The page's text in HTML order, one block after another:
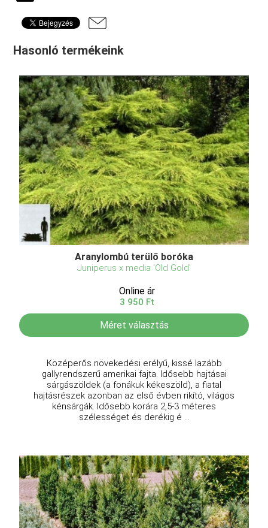
Hasonló termékeink
Aranylombú terülő boróka
Juniperus x media 'Old Gold'
Online ár
3 950 Ft
Méret választás
Középerős növekedési erélyű, kissé lazább
gallyrendszerű amerikai fajta. Idősebb hajtásai
sárgászöldek (a fonákuk kékeszöld), a fiatal
hajtásrészek azonban az első évben rikító, világos
kénsárgák. Idősebb korára 2,5-3 méteres
szélességet és derékig é ...